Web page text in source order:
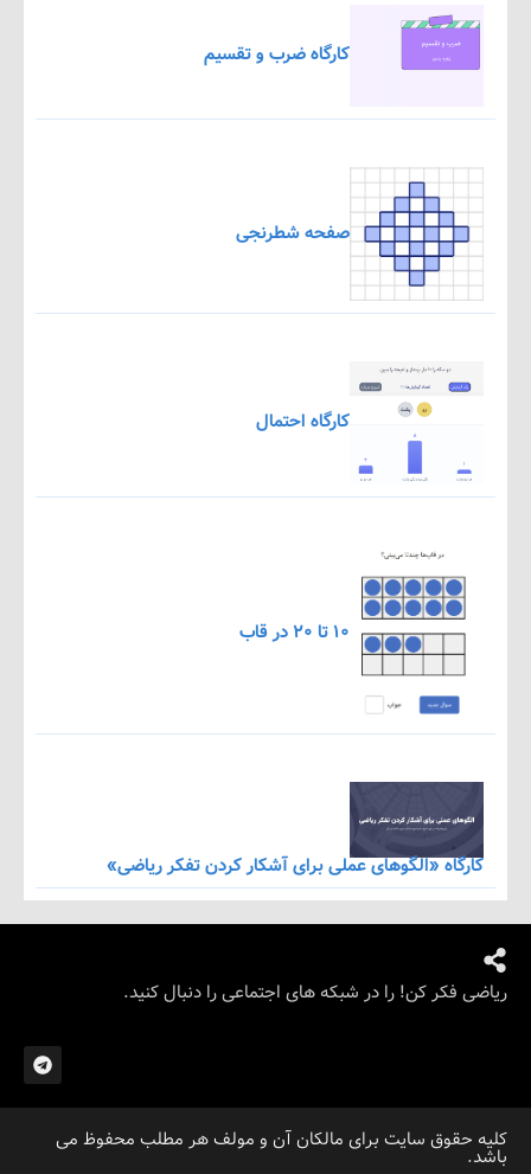
کارگاه ضرب و تقسیم
صفحه شطرنجی
کارگاه احتمال
۱۰ تا ۲۰ در قاب
«الگوهای عملی برای آشکار کردن تفکر ریاضی»
کن! را در شبکه های اجتماعی را دنبال کنید.
سایت برای مالکان آن و مولف هر مطلب محفوظ می